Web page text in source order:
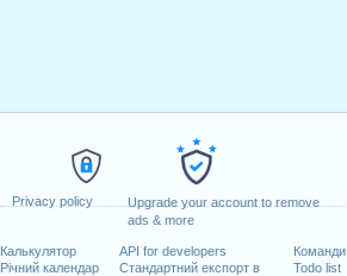
Privacy policy
Upgrade your account to remove
ads & more
Калькулятор
Річний календар
API for developers
Стандартний експорт в
Команди
Todo list